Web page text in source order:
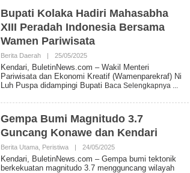
T
I
N
W
S
Bupati Kolaka Hadiri Mahasabha
XIII Peradah Indonesia Bersama
Wamen Pariwisata
Berita Daerah | 25/05/2025O
E
H
B
T
I
N
E
W
Kendari, BuletinNews.com – Wakil Menteri
Pariwisata dan Ekonomi Kreatif (Wamenparekraf) Ni
Luh Puspa didampingi Bupati Baca Selengkapnya
Gempa Bumi Magnitudo 3.7
Guncang Konawe dan Kendari
Berita Utama, Peristiwa | 24/05/2025O
E
Kendari, BuletinNews.com – Gempa bumi tektonik
berkekuatan magnitudo 3.7 mengguncang wilayah